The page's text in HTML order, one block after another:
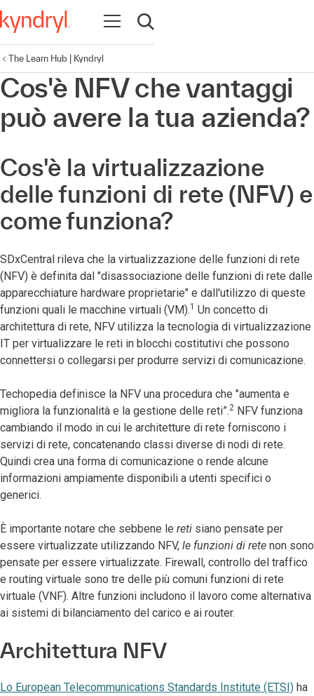
Apri la navigazione
Apri ricerca
The Learn Hub | Kyndryl
Cos'è NFV che vantaggi
può avere la tua azienda?
Cos'è la virtualizzazione
delle funzioni di rete (NFV) e
come funziona?
SDxCentral rileva che la virtualizzazione delle funzioni di rete
(NFV) è definita dal "disassociazione delle funzioni di rete dalle
apparecchiature hardware proprietarie" e dall'utilizzo di queste
funzioni quali le macchine virtuali (VM).1 Un concetto di
architettura di rete, NFV utilizza la tecnologia di virtualizzazione
IT per virtualizzare le reti in blocchi costitutivi che possono
connettersi o collegarsi per produrre servizi di comunicazione.
Techopedia definisce la NFV una procedura che "aumenta e
migliora la funzionalità e la gestione delle reti”.2 NFV funziona
cambiando il modo in cui le architetture di rete forniscono i
servizi di rete, concatenando classi diverse di nodi di rete.
Quindi crea una forma di comunicazione o rende alcune
informazioni ampiamente disponibili a utenti specifici o
generici.
È importante notare che sebbene le reti siano pensate per
essere virtualizzate utilizzando NFV, le funzioni di rete non sono
pensate per essere virtualizzate. Firewall, controllo del traffico
e routing virtuale sono tre delle più comuni funzioni di rete
virtuale (VNF). Altre funzioni includono il lavoro come alternativa
ai sistemi di bilanciamento del carico e ai router.
Architettura NFV
Lo European Telecommunications Standards Institute (ETSI) ha